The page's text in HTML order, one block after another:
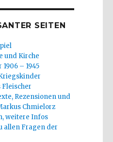
SEITEN
und Kirche
– 1945
Fleischer
Rezensionen und
Chmielorz
weitere Infos
allen Fragen der